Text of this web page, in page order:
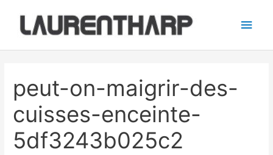
contenu
peut-on-maigrir-des-
cuisses-enceinte-
5df3243b025c2
articles